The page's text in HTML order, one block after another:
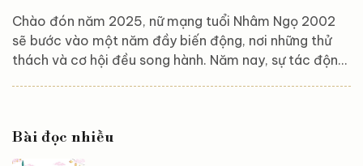
Chào đón năm 2025, nữ mạng tuổi Nhâm Ngọ 2002
sẽ bước vào một năm đầy biến động, nơi những thử
thách và cơ hội đều song hành. Năm nay, sự tác động
cùng với sự nỗ lực không ngừng nghỉ, để vượt qua khó
khăn, tận dụng cơ hội và gặt hái thành công. Hãy cùng
Bài đọc nhiều